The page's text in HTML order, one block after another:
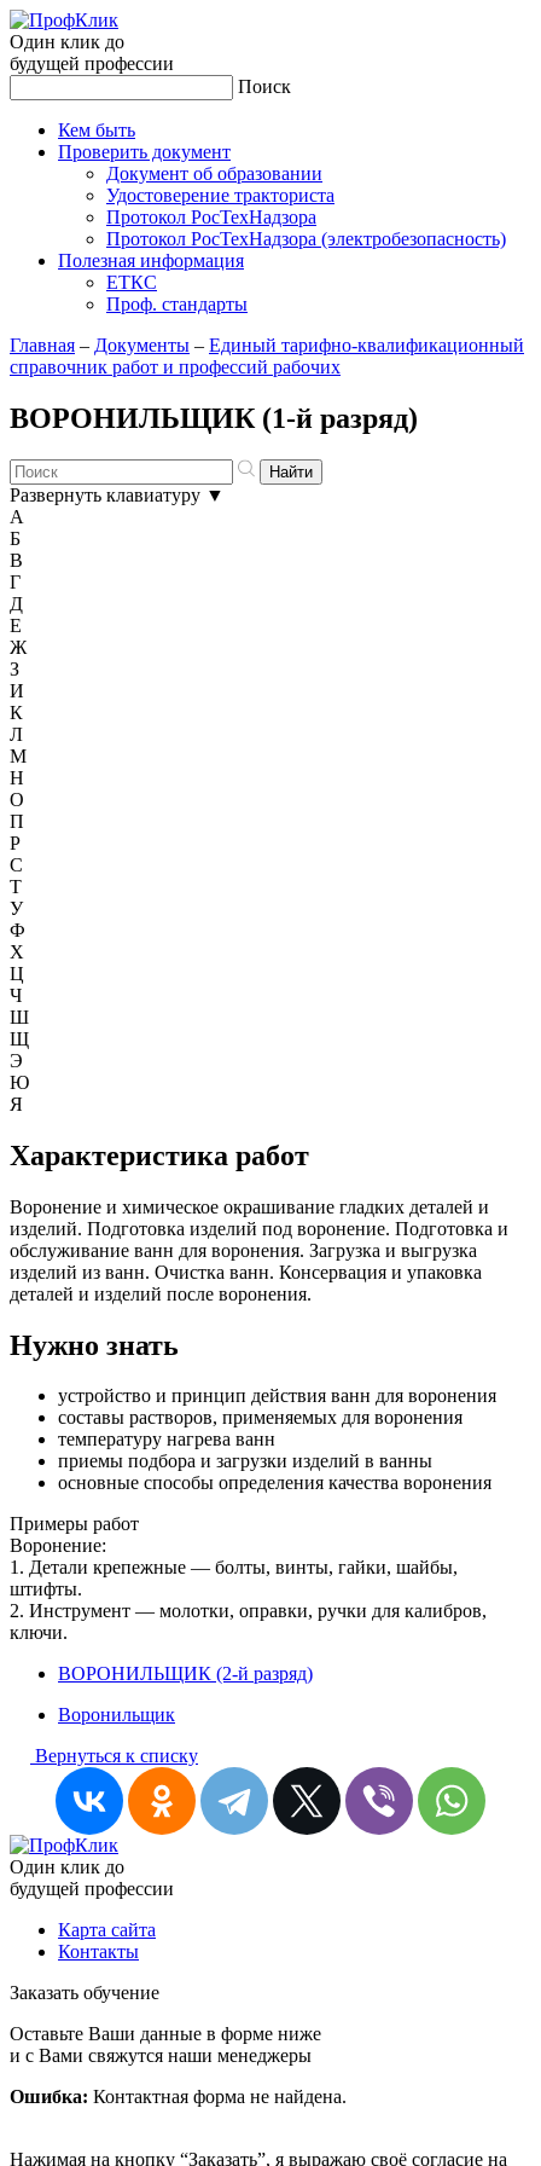
Один клик до
будущей профессии
Поиск
Кем быть
Проверить документ
Документ об образовании
Удостоверение тракториста
Протокол РосТехНадзора
Протокол РосТехНадзора (электробезопасность)
Полезная информация
ЕТКС
Проф. стандарты
Главная – Документы – Единый тарифно-квалификационный
справочник работ и профессий рабочих
ВОРОНИЛЬЩИК (1-й разряд)
Развернуть клавиатуру ▼
А
Б
В
Г
Д
Е
Ж
З
И
К
Л
М
Н
О
П
Р
С
Т
У
Ф
Х
Ц
Ч
Ш
Щ
Э
Ю
Я
Характеристика работ
Воронение и химическое окрашивание гладких деталей и
изделий. Подготовка изделий под воронение. Подготовка и
обслуживание ванн для воронения. Загрузка и выгрузка
изделий из ванн. Очистка ванн. Консервация и упаковка
деталей и изделий после воронения.
Нужно знать
устройство и принцип действия ванн для воронения
составы растворов, применяемых для воронения
температуру нагрева ванн
приемы подбора и загрузки изделий в ванны
основные способы определения качества воронения
Примеры работ
Воронение:
1. Детали крепежные — болты, винты, гайки, шайбы,
штифты.
2. Инструмент — молотки, оправки, ручки для калибров,
ключи.
ВОРОНИЛЬЩИК (2-й разряд)
Воронильщик
Вернуться к списку
Один клик до
будущей профессии
Карта сайта
Контакты
Заказать обучение
Оставьте Ваши данные в форме ниже
и с Вами свяжутся наши менеджеры
Ошибка: Контактная форма не найдена.
Нажимая на кнопку “Заказать”, я выражаю своё согласие на